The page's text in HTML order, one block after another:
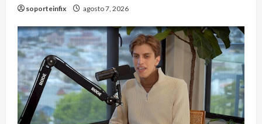
soporteinfix agosto 7, 2026